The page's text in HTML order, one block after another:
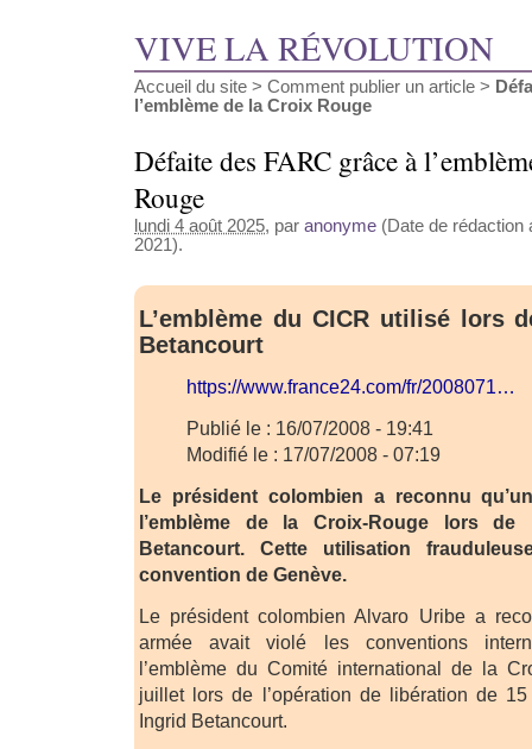
VIVE LA RÉVOLUTION
Accueil du site > Comment publier un article >
l’emblème de la Croix Rouge
Défaite des FARC grâce à
Rouge
lundi 4 août 2025, par anonyme (Date de rédaction
2021).
L’emblème du CICR utilisé lors
Betancourt
https://www.france24.com/fr/2008071…
Publié le : 16/07/2008 - 19:41
Modifié le : 17/07/2008 - 07:19
Le président colombien a reconnu
l’emblème de la Croix-Rouge lors de
Betancourt. Cette utilisation
convention de Genève.
Le président colombien Alvaro Uribe a
armée avait violé les conventions
l’emblème du Comité international de la
juillet lors de l’opération de libération de
Ingrid Betancourt.